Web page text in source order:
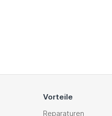
Vorteile
Reparaturen